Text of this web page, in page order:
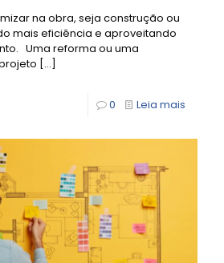
na obra, seja construção ou
mais eficiência e aproveitando
Uma reforma ou uma
[…]
0 Leia mais